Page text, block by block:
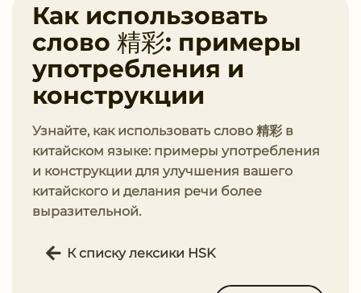
Как использовать
слово 精彩: примеры
употребления и
конструкции
Узнайте, как использовать слово 精彩 в
китайском языке: примеры употребления
и конструкции для улучшения вашего
китайского и делания речи более
выразительной.
К списку лексики HSK